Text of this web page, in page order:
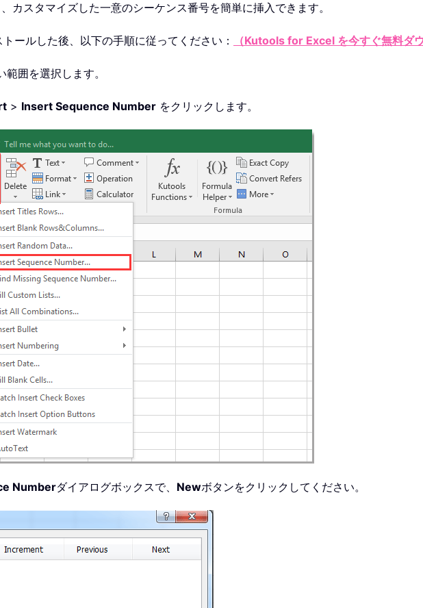
カスタマイズした一意のシーケンス番号を簡単に挿入できます。
ールした後、 以下の手順に従ってください： （Kutools for Excel を今すぐ無料ダ
範囲を選択します。
> Insert Sequence Number をクリックします。
Numberダイアログボックスで、 Newボタンをクリックしてください。